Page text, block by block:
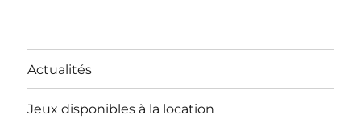
Actualités
Jeux disponibles à la location